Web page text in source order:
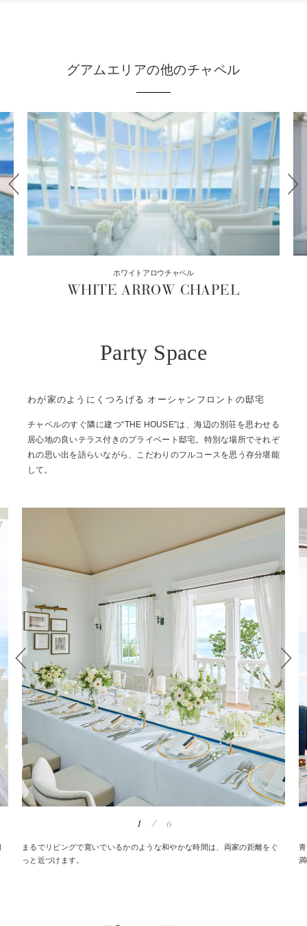
グアムエリアの他のチャペル
ホワイトアロウチャペル
WHITE ARROW CHAPEL
Party Space
わが家のようにくつろげる オーシャンフロントの邸宅
チャペルのすぐ隣に建つ“THE HOUSE”は、海辺の別荘を思わせる
居心地の良いテラス付きのプライベート邸宅。特別な場所でそれぞ
れの思い出を語らいながら、こだわりのフルコースを思う存分堪能
して。
1 / 6
まるでリビングで寛いでいるかのような和やかな時間は、両家の距離をぐ
っと近づけます。